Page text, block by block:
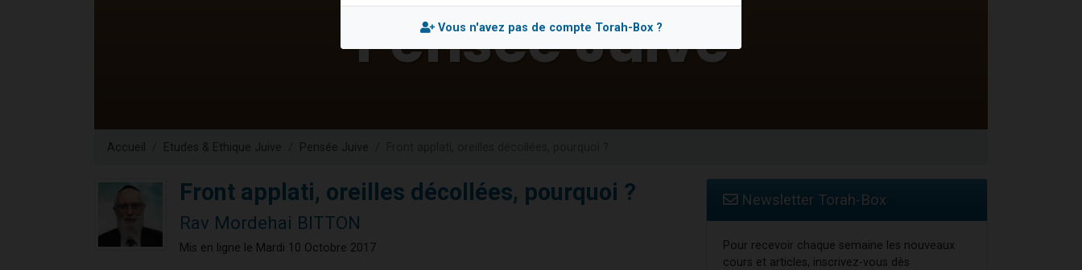
2 personnes viennent de nous rejoindre sur WhatsApp
Accueil Etudes & Ethique Juive Pensée Juive
Front applati, oreilles décollées, pourquoi ?
Rav Mordehai BITTON
Mis en ligne le Mardi 10 Octobre 2017
Newsletter Torah-Box
Pour recevoir chaque semaine les nouveaux
cours et articles, inscrivez-vous dès
Vous n'avez pas de compte Torah-Box ?